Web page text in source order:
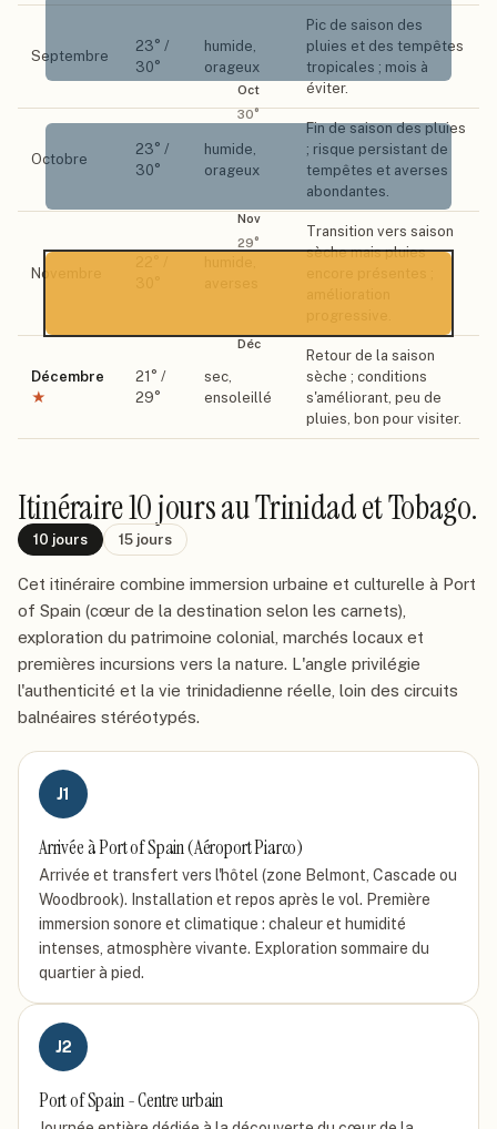
Oct
30°
Nov
29°
Déc
Septembre
23° /
30°
humide,
orageux
Pic de saison des
pluies et des tempêtes
tropicales ; mois à
éviter.
Octobre
23° /
30°
humide,
orageux
Fin de saison des pluies
; risque persistant de
tempêtes et averses
abondantes.
Novembre
Transition vers saison
sèche mais pluies
Décembre
★
21 ° /
29°
sec,
ensoleillé
Retour de la saison
sèche ; conditions
s'améliorant, peu de
pluies, bon pour visiter.
Itinéraire10 joursau Trinidad et Tobago.
10 jours 15 jours
Cet itinéraire combine immersion urbaine et culturelle à Port
of Spain (cœur de la destination selon les carnets),
exploration du patrimoine colonial, marchés locaux et
premières incursions vers la nature. L'angle privilégie
l'authenticité et la vie trinidadienne réelle, loin des circuits
balnéaires stéréotypés.
J1
Arrivée à Port of Spain (Aéroport Piarco)
Arrivée et transfert vers l'hôtel (zone Belmont, Cascade ou
Woodbrook). Installation et repos après le vol. Première
immersion sonore et climatique : chaleur et humidité
intenses, atmosphère vivante. Exploration sommaire du
quartier à pied.
J2
Port of Spain - Centre urbain